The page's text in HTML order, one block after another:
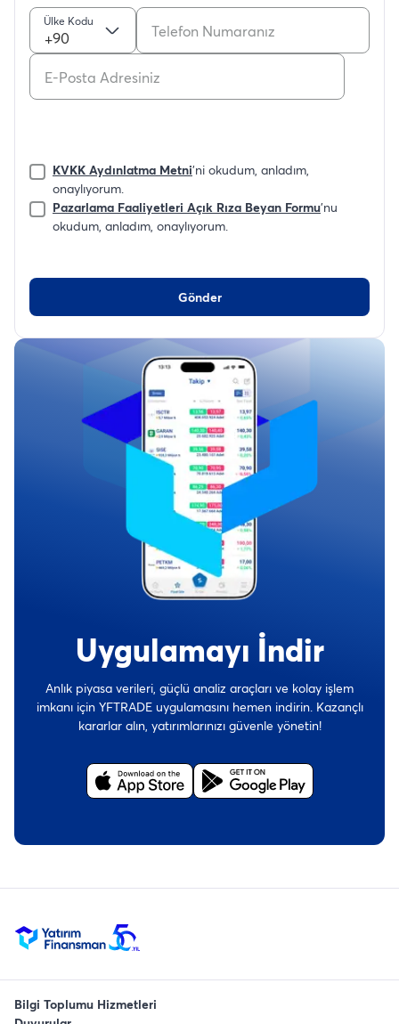
Ülke Kodu
+90
KVKK Aydınlatma Metni'ni okudum, anladım,
onaylıyorum.
Pazarlama Faaliyetleri Açık Rıza Beyan Formu'nu
okudum, anladım, onaylıyorum.
Gönder
Uygulamayı İndir
Anlık piyasa verileri, güçlü analiz araçları ve kolay işlem
imkanı için YFTRADE uygulamasını hemen indirin. Kazançlı
kararlar alın, yatırımlarınızı güvenle yönetin!
Bilgi Toplumu Hizmetleri